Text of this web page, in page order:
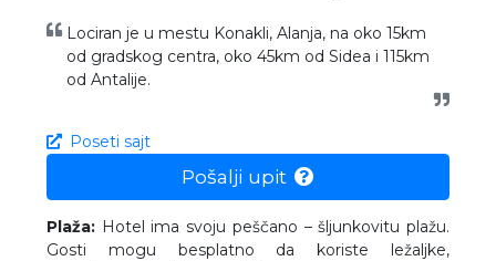
Lociran je u mestu Konakli, Alanja, na oko 15km
od gradskog centra, oko 45km od Sidea i 115km
od Antalije.
Poseti sajt
Pošalji upit
Plaža: Hotel ima svoju peščano – šljunkovitu plažu.
Gosti mogu besplatno da koriste ležaljke,